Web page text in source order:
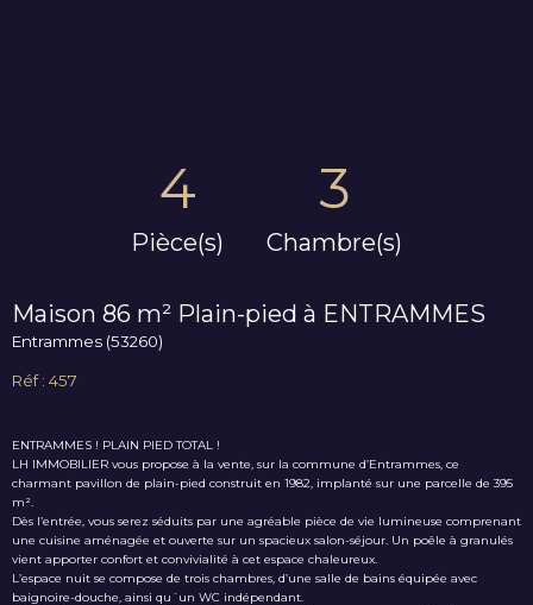
4
Pièce(s)
3
Chambre(s)
Maison 86 m² Plain-pied à ENTRAMMES
Entrammes (53260)
Réf : 457
ENTRAMMES ! PLAIN PIED TOTAL !
LH IMMOBILIER vous propose à la vente, sur la commune d’Entrammes, ce
charmant pavillon de plain-pied construit en 1982, implanté sur une parcelle de 395
m².
Dès l’entrée, vous serez séduits par une agréable pièce de vie lumineuse comprenant
une cuisine aménagée et ouverte sur un spacieux salon-séjour. Un poêle à granulés
vient apporter confort et convivialité à cet espace chaleureux.
L’espace nuit se compose de trois chambres, d’une salle de bains équipée avec
baignoire-douche, ainsi qu´un WC indépendant.